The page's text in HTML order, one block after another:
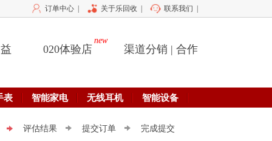
联系我们
关于乐回收
订单中心
020体验店
new
渠道分销 | 合作
表 智能家电 无线耳机 智能设备
评估结果 提交订单 完成提交